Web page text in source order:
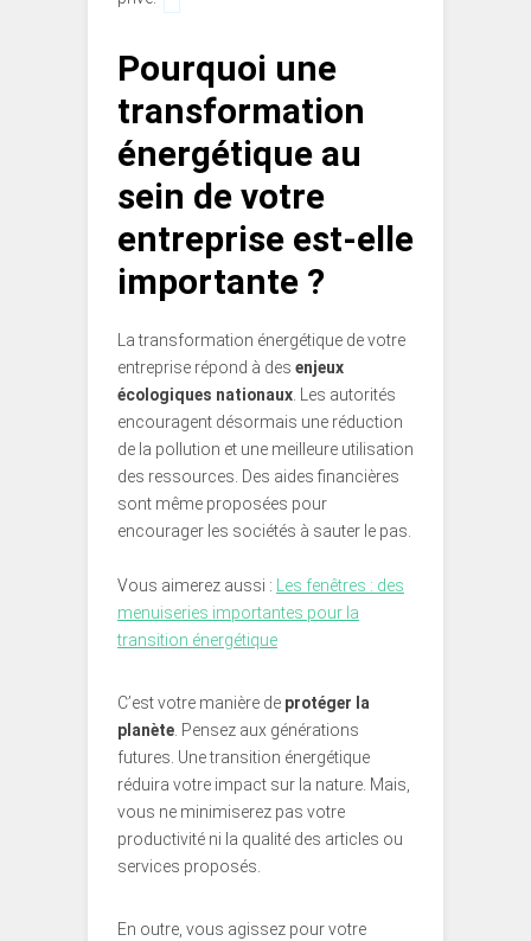
Pourquoi une
transformation
énergétique au
sein de votre
entreprise est-elle
importante ?
La transformation énergétique de votre
entreprise répond à des enjeux
écologiques nationaux . Les autorités
encouragent désormais une réduction
de la pollution et une meilleure utilisation
des ressources. Des aides financières
sont même proposées pour
encourager les sociétés à sauter le pas.
Vous aimerez aussi :
Les fenêtres : des
menuiseries importantes pour la
transition énergétique
C’est votre manière de protéger la
planète . Pensez aux générations
futures. Une transition énergétique
réduira votre impact sur la nature. Mais,
vous ne minimiserez pas votre
productivité ni la qualité des articles ou
services proposés.
En outre, vous agissez pour votre